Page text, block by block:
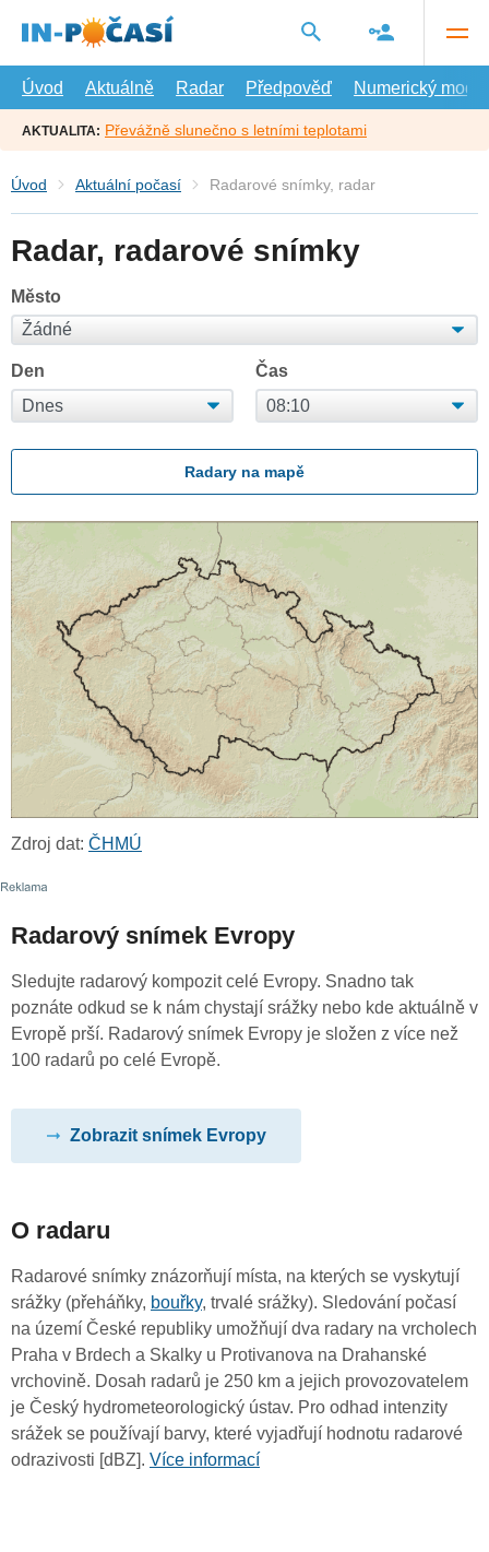
hlavní
Úvod
Aktuálně Radar Předpověď Numerický model
AKTUALITA: Převážně slunečno s letními teplotami
Úvod Aktuální počasí Radarové snímky, radar
Radar, radarové snímky
Město
Den Čas
Radary na mapě
Zdroj dat: ČHMÚ
Radarový snímek Evropy
Sledujte radarový kompozit celé Evropy. Snadno tak
poznáte odkud se k nám chystají srážky nebo kde aktuálně v
Evropě prší. Radarový snímek Evropy je složen z více než
100 radarů po celé Evropě.
Zobrazit snímek Evropy
O radaru
Radarové snímky znázorňují místa, na kterých se vyskytují
srážky (přeháňky, bouřky, trvalé srážky). Sledování počasí
na území České republiky umožňují dva radary na vrcholech
Praha v Brdech a Skalky u Protivanova na Drahanské
vrchovině. Dosah radarů je 250 km a jejich provozovatelem
je Český hydrometeorologický ústav. Pro odhad intenzity
srážek se používají barvy, které vyjadřují hodnotu radarové
odrazivosti [dBZ]. Více informací